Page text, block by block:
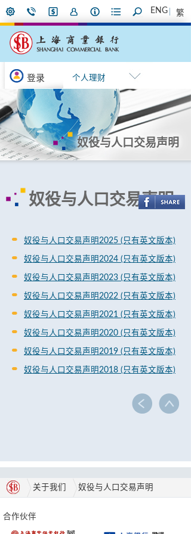
ENG 繁
登录 个人理财
奴役与人口交易声明
奴役与人口交易声明
奴役与人口交易声明2025 (只有英文版本)
奴役与人口交易声明2024 (只有英文版本)
奴役与人口交易声明2023 (只有英文版本)
奴役与人口交易声明2022 (只有英文版本)
奴役与人口交易声明2021 (只有英文版本)
奴役与人口交易声明2020 (只有英文版本)
奴役与人口交易声明2019 (只有英文版本)
奴役与人口交易声明2018 (只有英文版本)
关于我们 奴役与人口交易声明
合作伙伴